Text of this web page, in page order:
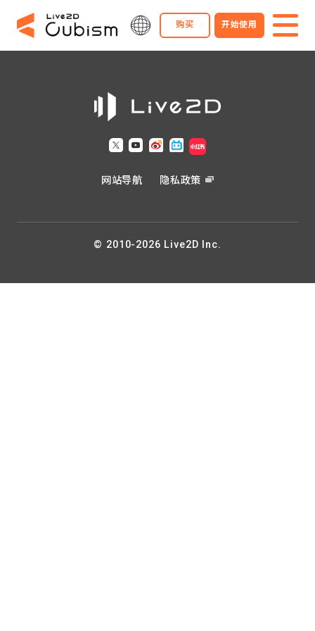
购买 开始使用
网站导航 隐私政策
© 2010-2026 Live2D Inc.